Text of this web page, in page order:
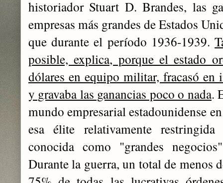
historiador Stuart D. Brandes, las
empresas más grandes de Estados
que durante el período 1936-1939.
posible, explica, porque el estado
dólares en equipo militar, fracasó
y gravaba las ganancias poco o nada.
mundo empresarial estadounidense
esa élite relativamente restringida
conocida como "grandes
Durante la guerra, un total de menos